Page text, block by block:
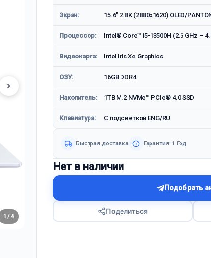
1 / 4
Экран: 15.6" 2.8K (2880x1620) OLED/
Процессор: Intel® Core™ i5-13500H (2.6 GHz –
Видеокарта: Intel Iris Xe Graphics
ОЗУ: 16GB DDR4
Накопитель: 1TB M.2 NVMe™ PCIe® 4.0 SSD
Клавиатура: С подсветкой ENG/RU
Быстрая доставка Гарантия: 1 Год
Нет в наличии
Подобрать
Поделиться